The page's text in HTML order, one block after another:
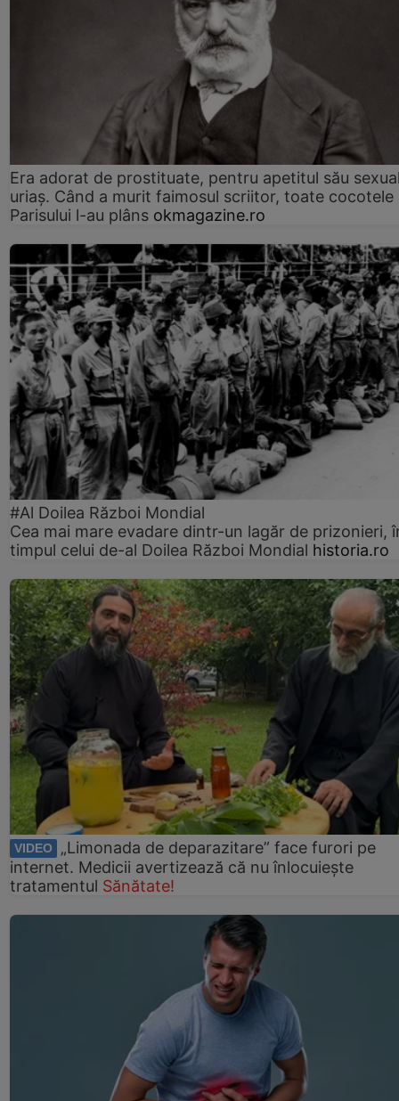
Era adorat de prostituate, pentru apetitul său
uriaș. Când a murit faimosul scriitor, toate cocotele
Parisului l-au plâns okmagazine.ro
#Al Doilea Război Mondial
Cea mai mare evadare dintr-un lagăr de prizonieri,
timpul celui de-al Doilea Război Mondial historia.ro
VIDEO
„Limonada de deparazitare” face furori pe
internet. Medicii avertizează că nu înlocuiește
tratamentul Sănătate!